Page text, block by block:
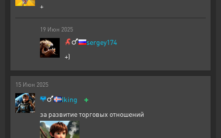
+
19 Июн 2025
sergey174
+)
15 Июн 2025
Iking +
за развитие торговых отношений